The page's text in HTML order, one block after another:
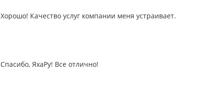
Хорошо! Качество услуг компании меня устраивает.
Спасибо, ЯхаРу! Все отлично!